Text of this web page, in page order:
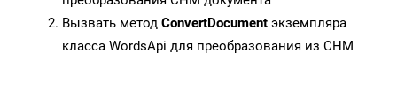
Вызвать метод ConvertDocument экземпляра
класса WordsApi для преобразования из CHM